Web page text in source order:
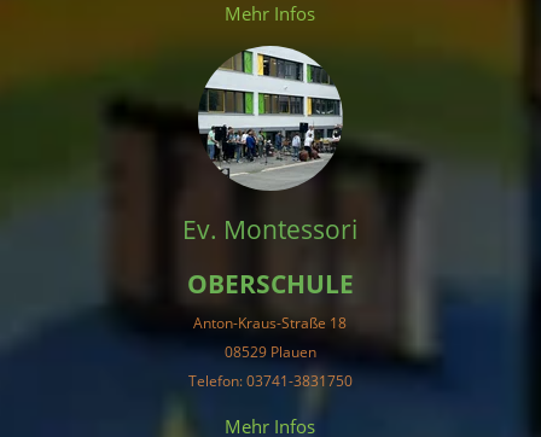
Mehr Infos
Ev. Montessori
OBERSCHULE
Anton-Kraus-Straße 18
08529 Plauen
Telefon: 03741-3831750
Mehr Infos